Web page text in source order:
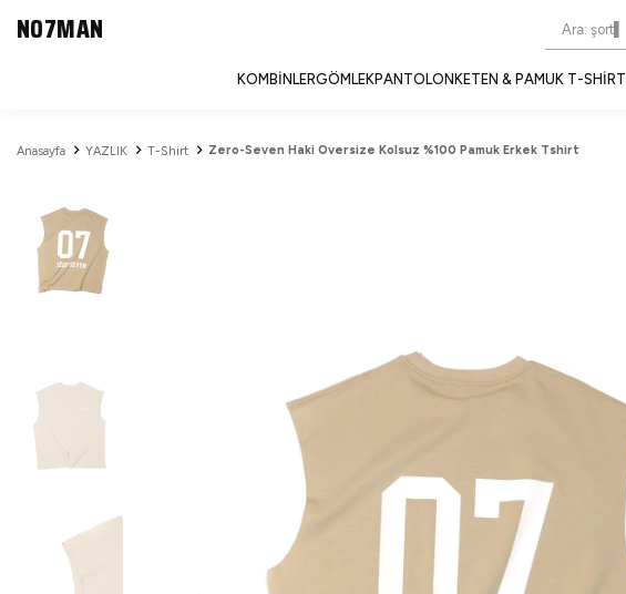
NO7MAN
KOMBINLERGÖMLEKPANTOLON KETEN & PAMUK T-SHIRT
Anasayfa YAZLIK T-Shirt Zero-Seven Haki Oversize Kolsuz %100 Pamuk Erkek Tshirt